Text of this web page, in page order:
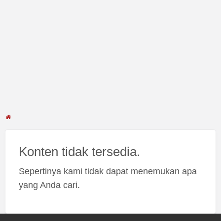
Konten tidak tersedia.
Sepertinya kami tidak dapat menemukan apa
yang Anda cari.